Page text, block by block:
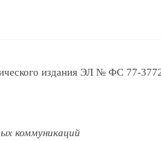
издания ЭЛ № ФС 77-
коммуникаций